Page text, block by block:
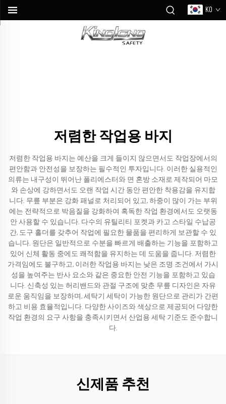
KO
저렴한 작업용 바지
저렴한 작업용 바지는 예산을 크게 들이지 않으면서도 작업장에서의
편안함과 안전성을 보장하는 필수적인 투자입니다. 이러한 실용적인
의류는 내구성이 뛰어난 폴리에스터와 면 혼방 소재로 제작되어 마모
와 손상에 강하면서도 오랜 작업 시간 동안 편안한 착용감을 유지합
니다. 무릎 부분은 강화 패널로 처리되어 있고, 하중이 많이 가는 부위
에는 전략적으로 박음질을 강화하여 혹독한 작업 환경에서도 오랫동
안 사용할 수 있습니다. 다수의 유틸리티 포켓과 카고 스타일 수납공
간, 도구 홀더를 갖추어 작업에 필요한 물품을 편리하게 보관할 수 있
습니다. 원단은 일반적으로 수분을 빠르게 배출하는 기능을 포함하고
있어 신체 활동 중에도 쾌적함을 유지하는 데 도움을 줍니다. 저렴한
가격임에도 불구하고, 이러한 작업용 바지는 낮은 조명 조건에서 가시
성을 높여주는 반사 요소와 같은 중요한 안전 기능을 포함하고 있습
니다. 신축성 있는 허리밴드와 관절 구조에 맞춘 무릎 디자인은 자유
로운 움직임을 보장하며, 세탁기 세탁이 가능한 원단으로 관리가 간편
하고 비용 효율적입니다. 다양한 사이즈와 색상으로 제공되어 다양한
작업 환경의 요구 사항을 충족시키면서 산업용 세탁 기준도 준수합니
다.
신제품 추천